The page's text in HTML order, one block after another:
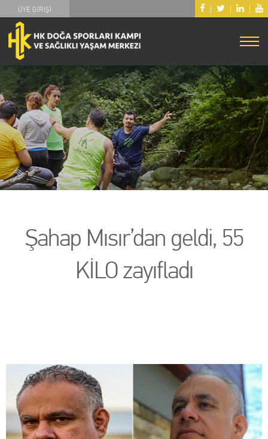
| | |
ÜYE GİRİŞİ
Şahap Mısır’dan geldi, 55
KİLO zayıfladı